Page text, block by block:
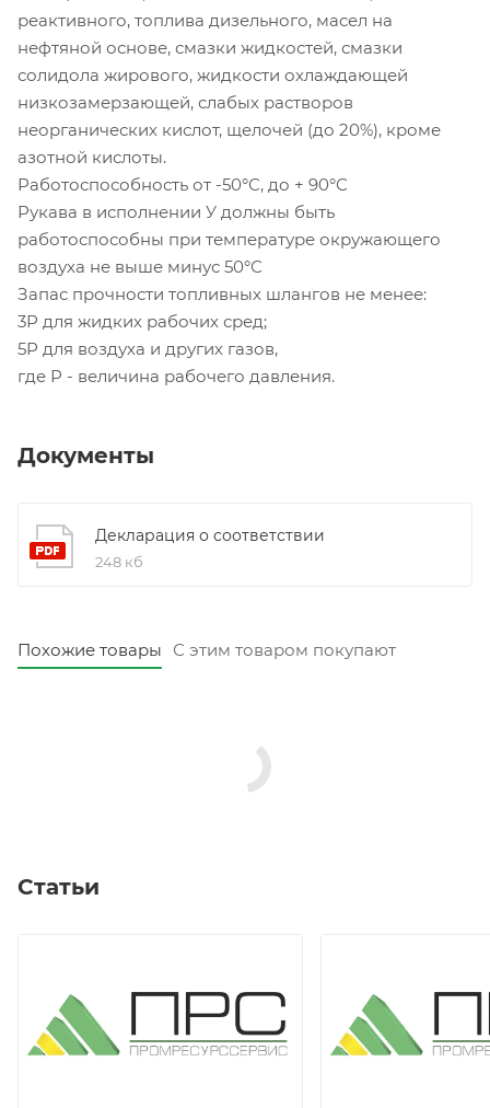
реактивного, топлива дизельного, масел на
нефтяной основе, смазки жидкостей, смазки
солидола жирового, жидкости охлаждающей
низкозамерзающей, слабых растворов
неорганических кислот, щелочей (до 20%), кроме
азотной кислоты.
Работоспособность от -50°С, до + 90°С
Рукава в исполнении У должны быть
работоспособны при температуре окружающего
воздуха не выше минус 50°С
Запас прочности топливных шлангов не менее:
3Р для жидких рабочих сред;
5Р для воздуха и других газов,
где Р - величина рабочего давления.
Документы
Декларация о соответствии
248 кб
Похожие товары С этим товаром покупают
Статьи